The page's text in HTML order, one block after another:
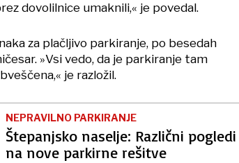
dovolilnice umaknili,« je povedal.
za plačljivo parkiranje, po besedah
»Vsi vedo, da je parkiranje tam
je razložil.
NEPRAVILNO PARKIRANJE
Štepanjsko naselje: Različni pogledi
na nove parkirne rešitve